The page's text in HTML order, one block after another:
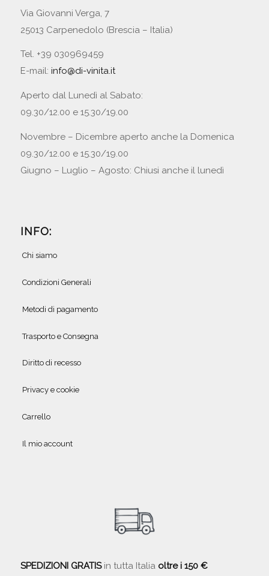
Via Giovanni Verga, 7
25013 Carpenedolo (Brescia – Italia)
Tel. +39 030969459
E-mail: info@di-vinita.it
Aperto dal Lunedì al Sabato:
09.30/12.00 e 15.30/19.00
Novembre – Dicembre aperto anche la Domenica
09.30/12.00 e 15.30/19.00
Giugno – Luglio – Agosto: Chiusi anche il lunedì
INFO:
Chi siamo
Condizioni Generali
Metodi di pagamento
Trasporto e Consegna
Diritto di recesso
Privacy e cookie
Carrello
Il mio account
SPEDIZIONI GRATISin tutta Italia oltre i 150 €